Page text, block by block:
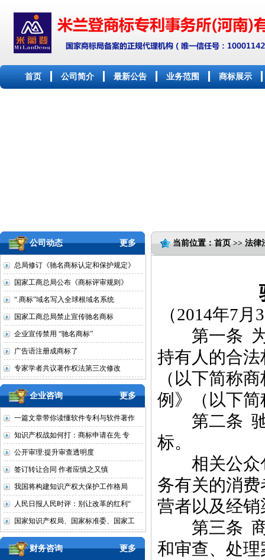
首页 公司简介 最新公告 业务范围 商标展示
公司动态 更多
总局修订《驰名商标认定和保护规定》
国家工商总局公布《商标评审规则》
“.商标”域名写入全球根域名系统
国家工商总局禁止宣传驰名商标
企业宣传禁用 “驰名商标”
广告语注册成商标了
专家学者共议著作权法第三次修改
企业咨询 更多
一篇文章带你读懂软件专利与软件著作
知识产权战如何打：商标申请在先 专
公开审理:提升审查透明度
签订转让合同 作者应慎之又慎
我国将构建知识产权大保护工作格局
人民日报人民时评：别让改革的红利“
国家知识产权局、国家标准委、国家工
财务咨询 更多
当前位置：首页 >> 法律
（2014年7
第一条 为
持有人的合
（以下简称
例》（以下
第二条 驰
标。
相关公众包
务有关的消
营者以及经
第三条 商
和审查、处